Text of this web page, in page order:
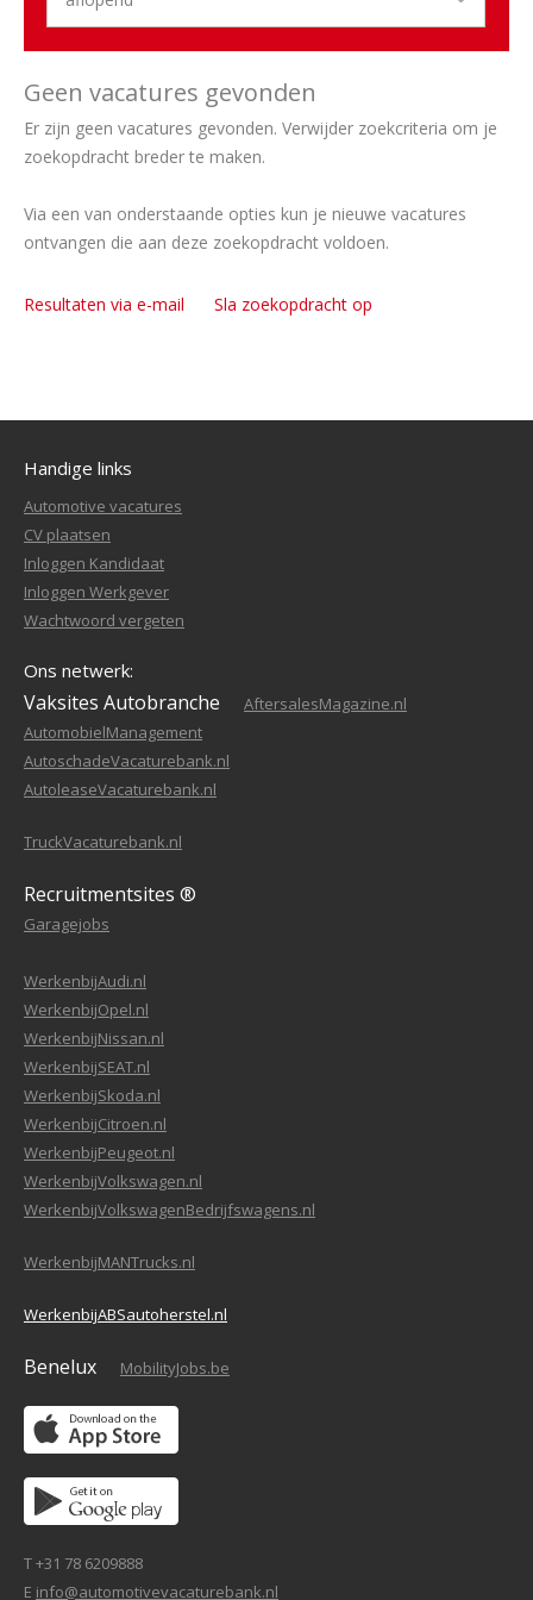
Geen vacatures gevonden
Er zijn geen vacatures gevonden. Verwijder zoekcriteria om je
zoekopdracht breder te maken.
Via een van onderstaande opties kun je nieuwe vacatures
ontvangen die aan deze zoekopdracht voldoen.
Resultaten via e-mail Sla zoekopdracht op
Handige links
Automotive vacatures
CV plaatsen
Inloggen Kandidaat
Inloggen Werkgever
Wachtwoord vergeten
Ons netwerk:
Vaksites Autobranche
AftersalesMagazine.nl
AutomobielManagement
AutoschadeVacaturebank.nl
AutoleaseVacaturebank.nl
TruckVacaturebank.nl
Recruitmentsites ®
Garagejobs
WerkenbijAudi.nl
WerkenbijOpel.nl
WerkenbijNissan.nl
WerkenbijSEAT.nl
WerkenbijSkoda.nl
WerkenbijCitroen.nl
WerkenbijPeugeot.nl
WerkenbijVolkswagen.nl
WerkenbijVolkswagenBedrijfswagens.nl
WerkenbijMANTrucks.nl
WerkenbijABSautoherstel.nl
Benelux MobilityJobs.be
T +31 78 6209888
E info@automotivevacaturebank.nl